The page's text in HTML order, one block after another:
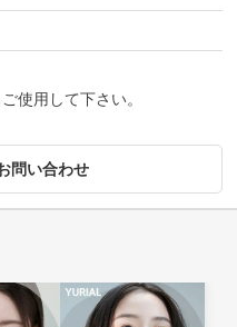
使用して下さい。
問い合わせ